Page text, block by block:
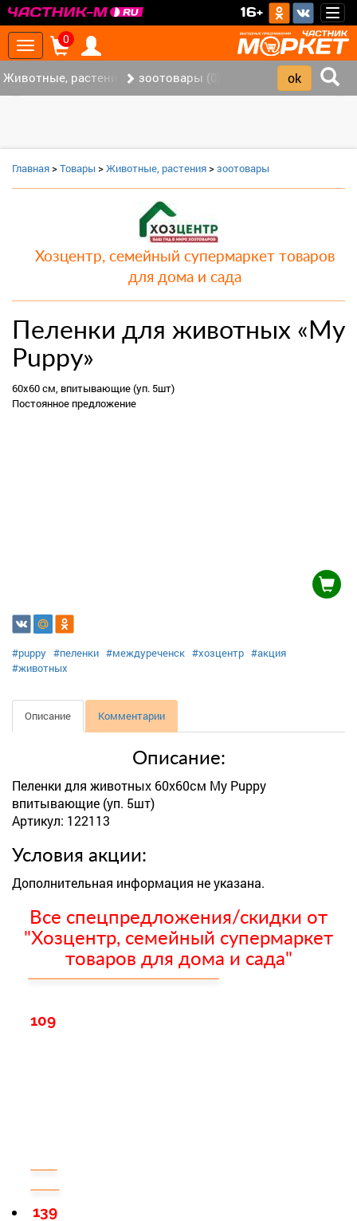
16+
Toggle
navigation
0
Животные, растения (0)зоотовары (0)
Главная>Товары >Животные, растения>зоотовары
Хозцентр, семейный супермаркет товаров
для дома и сада
Пеленки для животных «My
Puppy»
60х60 см, впитывающие (уп. 5шт)
Постоянное предложение
#puppy #пеленки #междуреченск #хозцентр #акция
#животных
Описание Комментарии
Описание:
Пеленки для животных 60х60см My Puppy
впитывающие (уп. 5шт)
Артикул: 122113
Условия акции:
Дополнительная информация не указана.
Все спецпредложения/скидки от
"Хозцентр, семейный супермаркет
товаров для дома и сада"
109
139
‹ ›